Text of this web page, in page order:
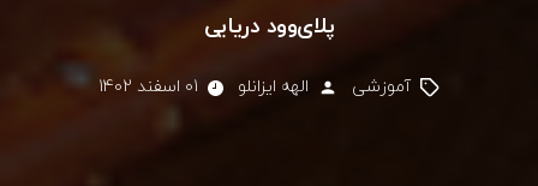
پلای‌وود دریایی
آموزشی الهه ایزانلو 01 اسفند 1402